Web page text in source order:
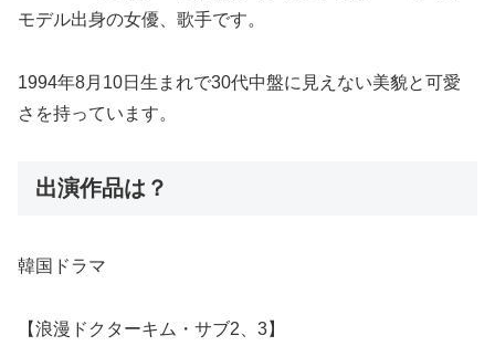
モデル出身の女優、歌手です。
1994年8月10日生まれで30代中盤に見えない美貌と可愛
さを持っています。
出演作品は？
韓国ドラマ
【浪漫ドクターキム・サブ2、3】